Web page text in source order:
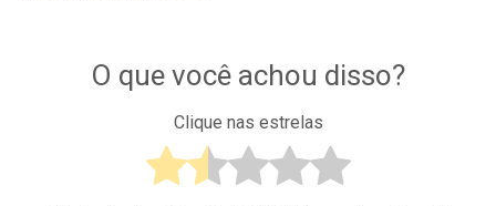
O que você achou disso?
Clique nas estrelas